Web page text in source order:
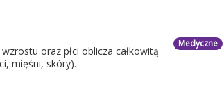
Medyczne
oraz płci oblicza całkowitą
mięśni, skóry).